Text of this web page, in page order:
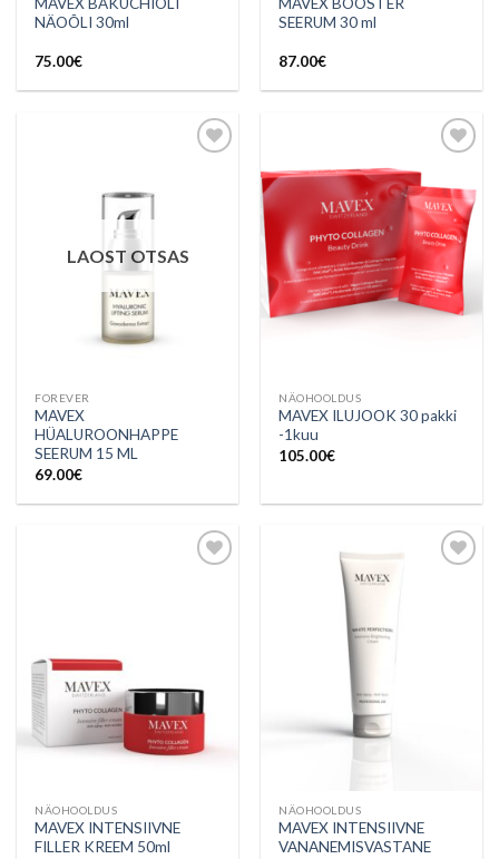
NÄOÕLI 30ml
75.00€
SEERUM 30 ml
87.00€
LAOST OTSAS
FOREVER
MAVEX
HÜALUROONHAPPE
SEERUM 15 ML
69.00€
Lisa
soovinimekirja
NÄOHOOLDUS
MAVEX ILUJOOK 30 pakki
-1kuu
105.00€
NÄOHOOLDUS
MAVEX INTENSIIVNE
FILLER KREEM 50ml
NÄOHOOLDUS
MAVEX INTENSIIVNE
VANANEMISVASTANE